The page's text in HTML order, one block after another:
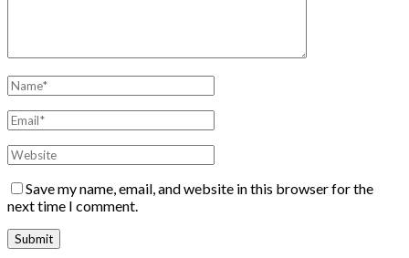
Save my name, email, and website in this browser for the
next time I comment.